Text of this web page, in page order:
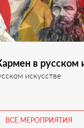
в русском
искусстве
ВСЕ МЕРОПРИЯТИЯ